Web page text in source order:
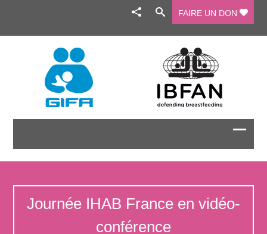
FAIRE UN DON
Journée IHAB France en vidéo-
conférence